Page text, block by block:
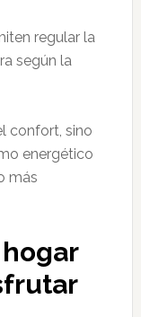
regular la
según la
confort, sino
energético
más